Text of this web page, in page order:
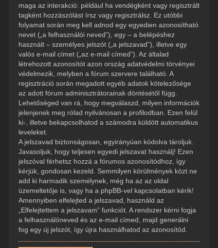
maga az interakció: például ha vendégként vagy regisztrált
tagként hozzászólást írsz vagy regisztrálsz. Ez utóbbi
folyamat során meg kell adnod egy egyedien azonosítható
nevet („a felhasználói neved”), egy – a belépéshez
használt – személyes jelszót („a jelszavad”), illetve egy
valós e-mail címet („az e-mail címed”). Az általad
létrehozott azonosítót azon ország adatvédelmi törvényei
védelmezik, melyben a fórum szervere található. A
regisztráció során megadott egyéb adatok kötelezősége
az adott fórum adminisztrátorainak döntésétől függ.
Lehetőséged van rá, hogy megválaszd, milyen információk
jelenjenek meg rólad nyilvánosan a profilodban. Ezen felül
ki-, illetve bekapcsolhatod a számodra küldött automatikus
leveleket.
A jelszavad biztonságosan, egyirányúan kódolva tároljuk.
Javasoljuk, hogy teljesen egyedi jelszavat használj! Ezen
jelszóval férhetsz hozzá a fórumos azonosítódhoz, így
kérjük, gondosan kezeld. Semmilyen körülmények közt ne
add ki harmadik személynek, még ha az az oldal
üzemeltetője is, vagy ha a phpBB-vel kapcsolatban kérik!
Amennyiben elfelejted a jelszavad, használd az
„Elfelejtettem a jelszavam” funkciót. A rendszer kérni fogja
a felhasználóneved és az e-mail címed, majd generálni
fog egy új jelszót, így újra használhatod az azonosítód.